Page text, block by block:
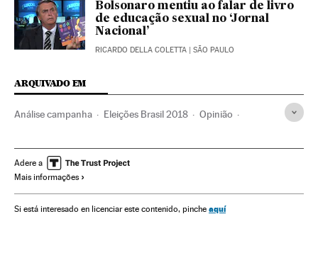
Bolsonaro mentiu ao falar de livro
de educação sexual no ‘Jornal
Nacional’
RICARDO DELLA COLETTA | SÃO PAULO
ARQUIVADO EM
Análise campanha Eleições Brasil 2018 Opinião
América do Sul América Latina
Eleições 2018
Adere a
Mais informações
Si está interesado en licenciar este contenido, pinche aquí